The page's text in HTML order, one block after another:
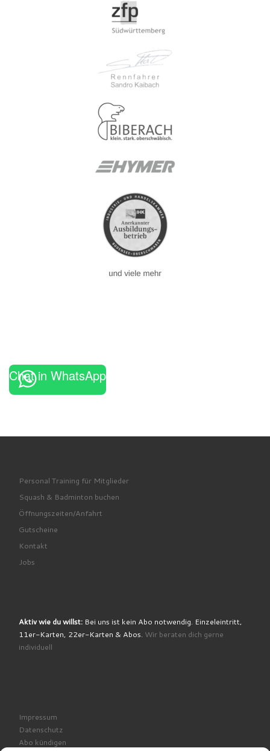
Chat in WhatsApp
Personal Training für Mitglieder
Squash & Badminton buchen
Öffnungszeiten/Anfahrt
Gutscheine
Kontakt
Jobs
Aktiv wie du willst: Bei uns ist kein Abo notwendig. Einzeleintritt,
11er-Karten, 22er-Karten & Abos. Wir beraten dich gerne
individuell
Impressum
Datenschutz
Abo kündigen